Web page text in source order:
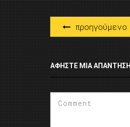
προηγούμενο
ΑΦΉΣΤΕ ΜΙΑ ΑΠΆΝΤΗΣΗ